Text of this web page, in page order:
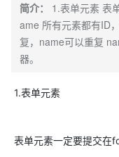
简介：
1.表单元素 表
ame 所有元素都有ID
复，name可以重复
器。
1.表单元素
表单元素一定要提交在